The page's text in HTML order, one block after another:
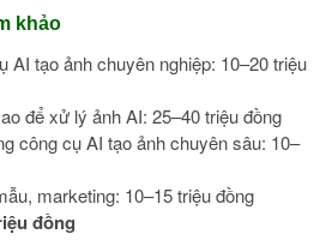
khảo
AI tạo ảnh chuyên nghiệp: 10–20 triệu
để xử lý ảnh AI: 25–40 triệu đồng
công cụ AI tạo ảnh chuyên sâu: 10–
marketing: 10–15 triệu đồng
đồng